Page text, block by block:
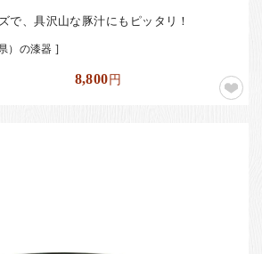
で、具沢山な豚汁にもピッタリ！
）の漆器 ]
8,800円